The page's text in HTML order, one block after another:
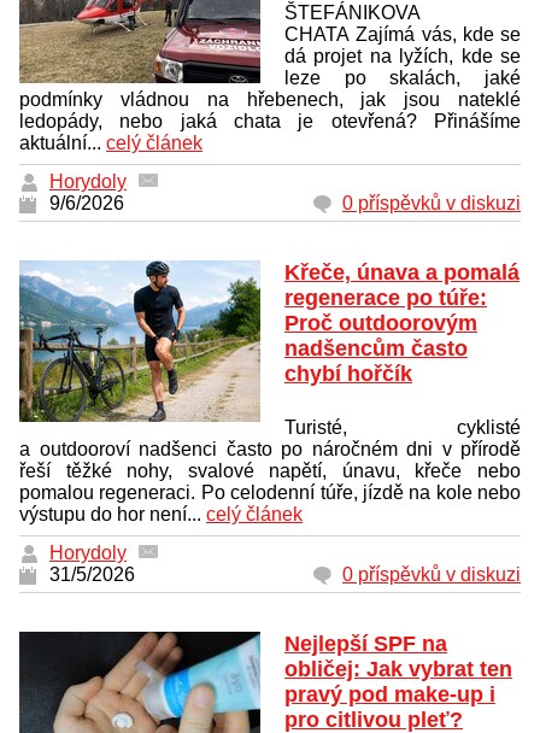
ŠTEFÁNIKOVA
CHATA Zajímá vás, kde se
dá projet na lyžích, kde se
leze po skalách, jaké
podmínky vládnou na hřebenech, jak jsou nateklé
ledopády, nebo jaká chata je otevřená? Přinášíme
aktuální... celý článek
Horydoly
9/6/2026
0 příspěvků v diskuzi
Křeče, únava a pomalá
regenerace po túře:
Proč outdoorovým
nadšencům často
chybí hořčík
Turisté, cyklisté
a outdooroví nadšenci často po náročném dni v přírodě
řeší těžké nohy, svalové napětí, únavu, křeče nebo
pomalou regeneraci. Po celodenní túře, jízdě na kole nebo
výstupu do hor není... celý článek
Horydoly
31/5/2026
0 příspěvků v diskuzi
Nejlepší SPF na
obličej: Jak vybrat ten
pravý pod make-up i
pro citlivou pleť?